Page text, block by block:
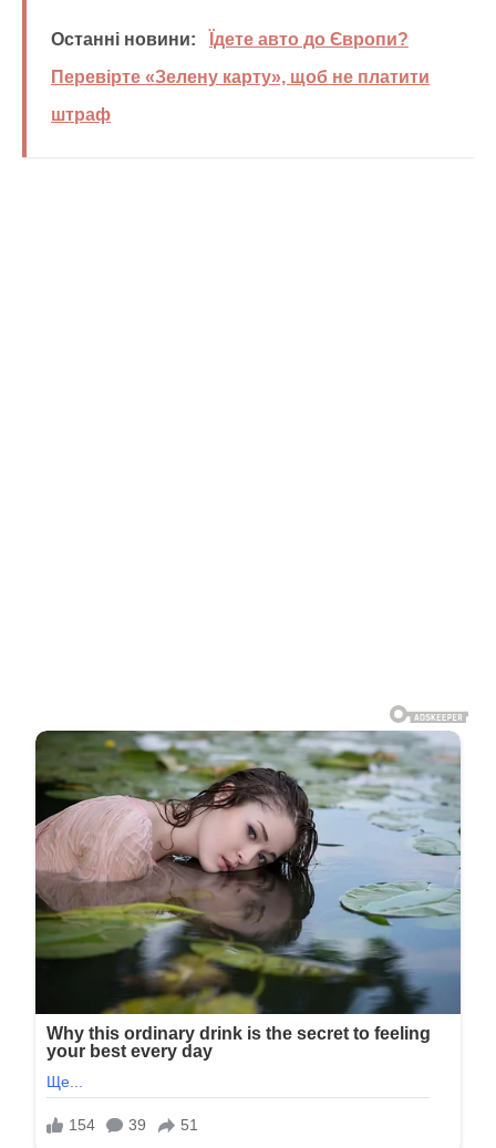
Останні новини:
Їдете авто до Європи?
Перевірте «Зелену карту», щоб не платити
штраф